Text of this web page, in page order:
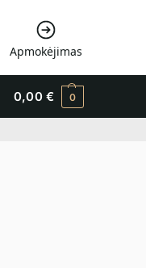
Apmokėjimas
0,00 € 0